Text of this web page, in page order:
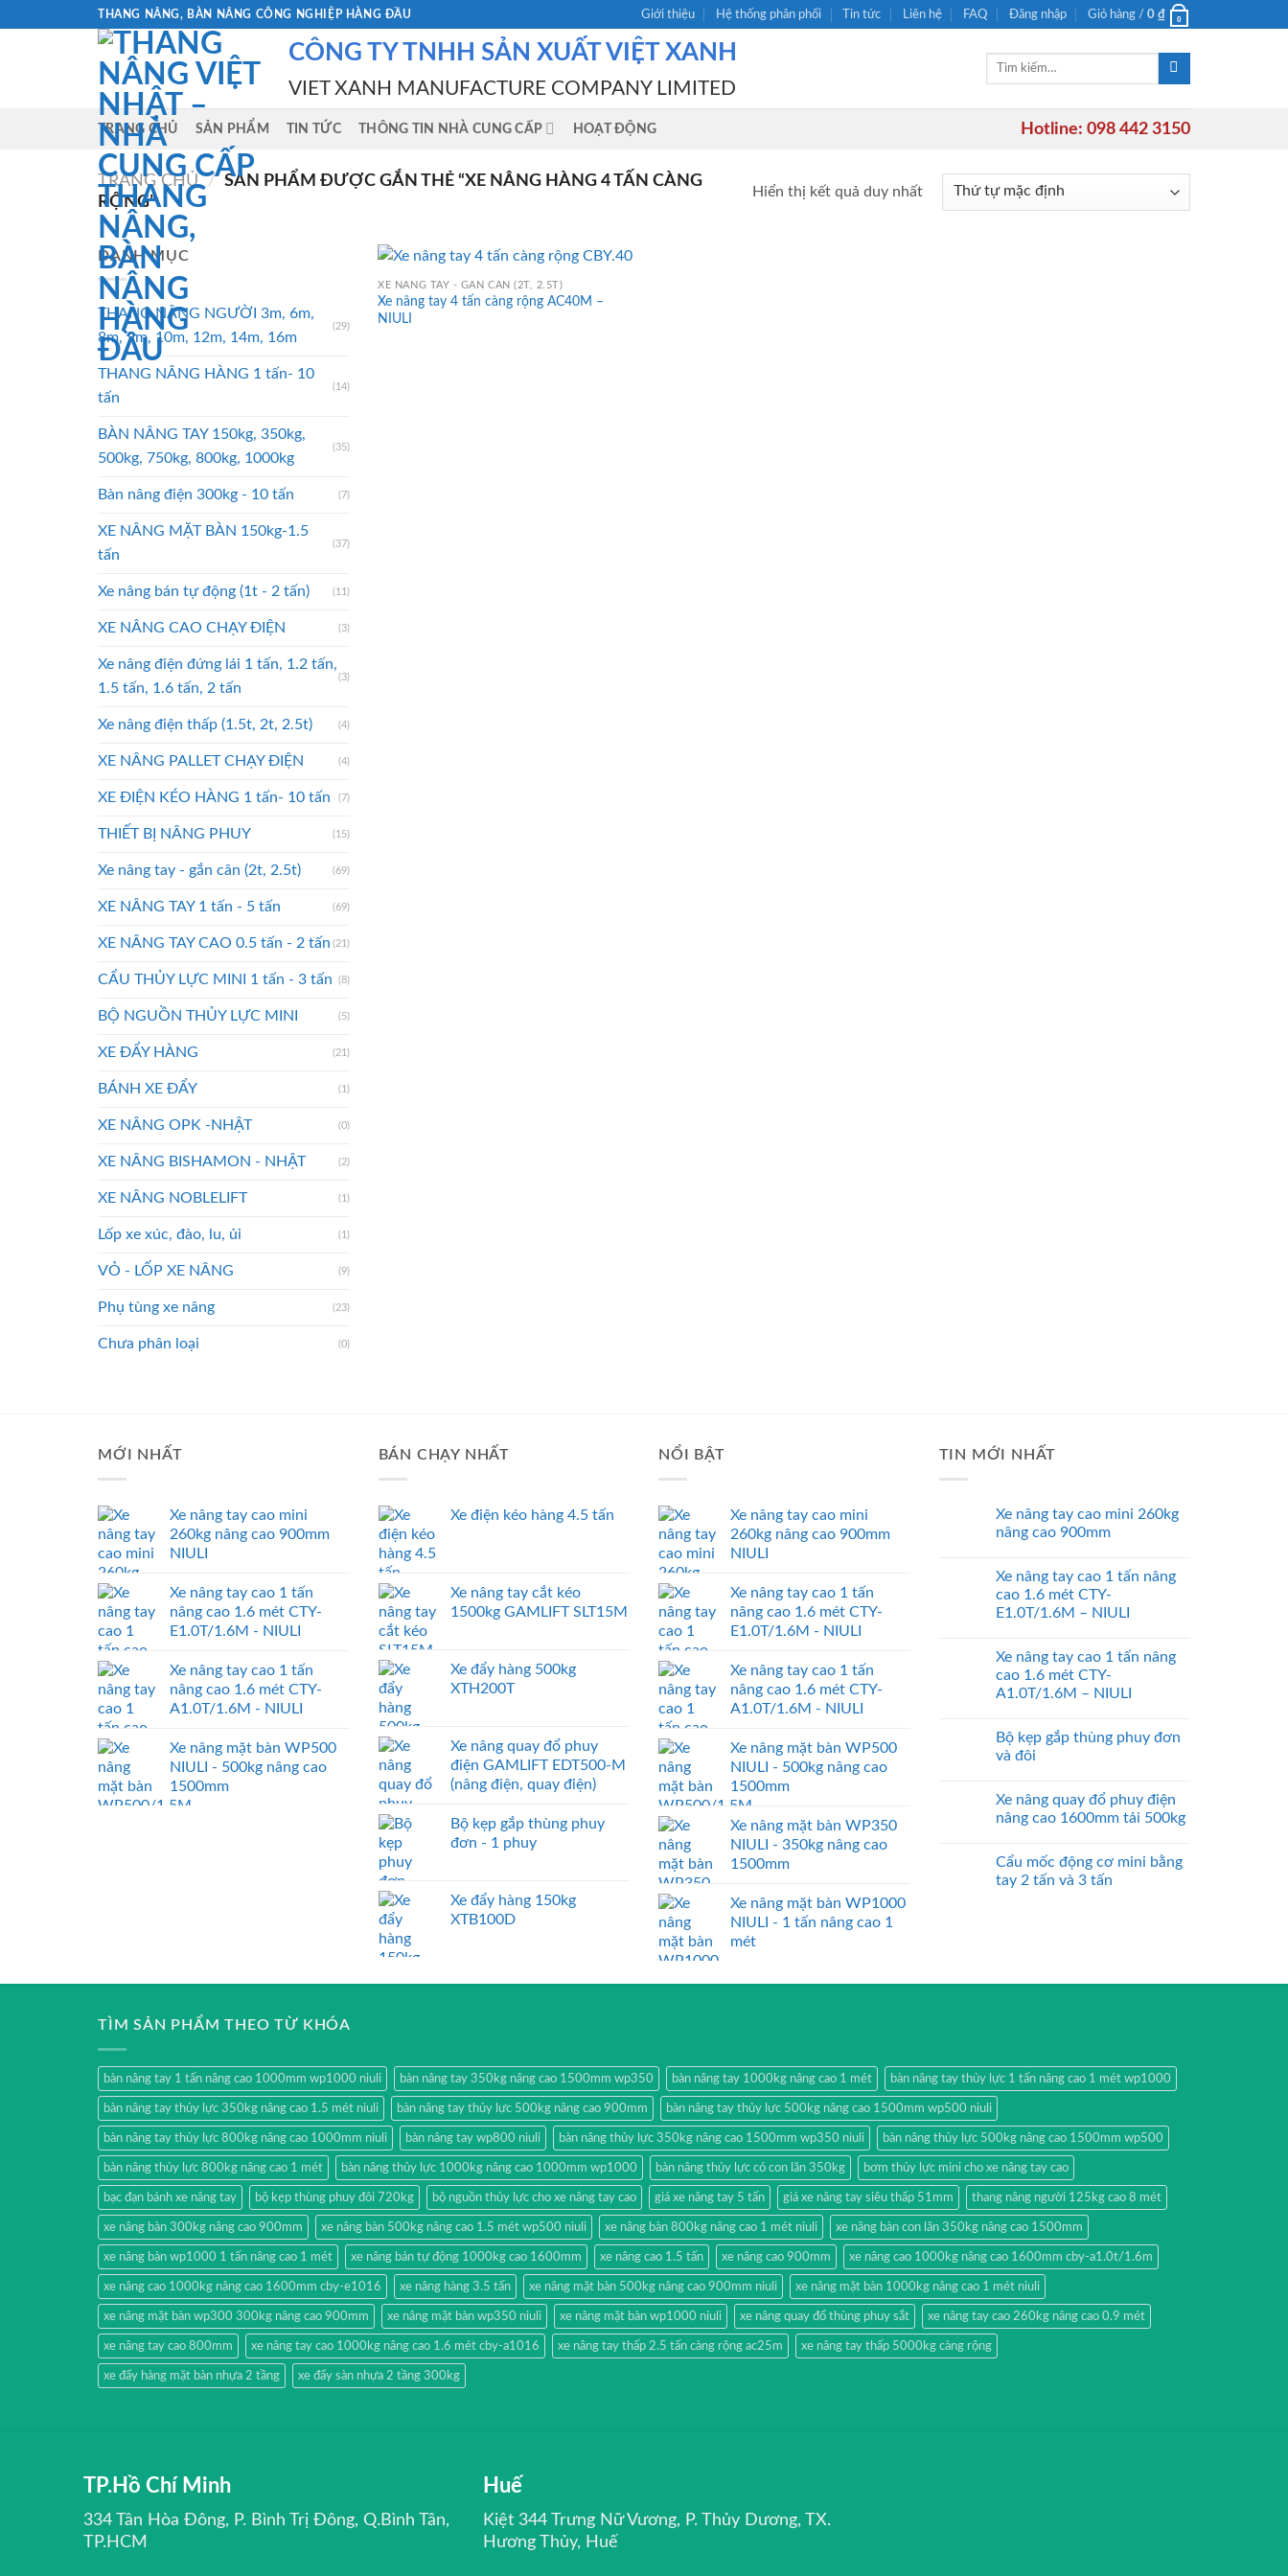
THANG NÂNG, BÀN NÂNG CÔNG NGHIỆP HÀNG ĐẦU Giới thiệu Hệ thống phân phối Tin tức Liên hệ FAQ Đăng nhập Giỏ hàng / 0 ₫ 0
CÔNG TY TNHH SẢN XUẤT VIỆT XANH
VIET XANH MANUFACTURE COMPANY LIMITED
Tìm
TRANG CHỦ SẢN PHẨM TIN TỨC THÔNG TIN NHÀ CUNG CẤP HOẠT ĐỘNG Hotline: 098 442 3150
TRANG CHỦ / SẢN PHẨM ĐƯỢC GẮN THẺ “XE NÂNG HÀNG 4 TẤN CÀNG
RỘNG”
Hiển thị kết quả duy nhất
DANH MỤC
THANG NÂNG NGƯỜI 3m, 6m,
8m, 9m, 10m, 12m, 14m, 16m
(29)
THANG NÂNG HÀNG 1 tấn- 10
tấn
(14)
BÀN NÂNG TAY 150kg, 350kg,
500kg, 750kg, 800kg, 1000kg
(35)
Bàn nâng điện 300kg - 10 tấn (7)
XE NÂNG MẶT BÀN 150kg-1.5
tấn
(37)
Xe nâng bán tự động (1t - 2 tấn) (11)
XE NÂNG CAO CHẠY ĐIỆN (3)
Xe nâng điện đứng lái 1 tấn, 1.2 tấn,
1.5 tấn, 1.6 tấn, 2 tấn
(3)
Xe nâng điện thấp (1.5t, 2t, 2.5t) (4)
XE NÂNG PALLET CHẠY ĐIỆN (4)
XE ĐIỆN KÉO HÀNG 1 tấn- 10 tấn (7)
THIẾT BỊ NÂNG PHUY (15)
Xe nâng tay - gắn cân (2t, 2.5t) (69)
XE NÂNG TAY 1 tấn - 5 tấn (69)
XE NÂNG TAY CAO 0.5 tấn - 2 tấn (21)
CẨU THỦY LỰC MINI 1 tấn - 3 tấn (8)
BỘ NGUỒN THỦY LỰC MINI (5)
XE ĐẨY HÀNG (21)
BÁNH XE ĐẨY (1)
XE NÂNG OPK -NHẬT (0)
XE NÂNG BISHAMON - NHẬT (2)
XE NÂNG NOBLELIFT (1)
Lốp xe xúc, đào, lu, ủi (1)
VỎ - LỐP XE NÂNG (9)
Phụ tùng xe nâng (23)
Chưa phân loại (0)
XE NÂNG TAY - GẮN CÂN (2T, 2.5T)
Xe nâng tay 4 tấn càng rộng AC40M –
NIULI
MỚI NHẤT
Xe nâng tay cao mini
260kg nâng cao 900mm
NIULI
Xe nâng tay cao 1 tấn
nâng cao 1.6 mét CTY-
E1.0T/1.6M - NIULI
Xe nâng tay cao 1 tấn
nâng cao 1.6 mét CTY-
A1.0T/1.6M - NIULI
Xe nâng mặt bàn WP500
NIULI - 500kg nâng cao
1500mm
BÁN CHẠY NHẤT
Xe điện kéo hàng 4.5 tấn
Xe nâng tay cắt kéo
1500kg GAMLIFT SLT15M
Xe đẩy hàng 500kg
XTH200T
Xe nâng quay đổ phuy
điện GAMLIFT EDT500-M
(nâng điện, quay điện)
Bộ kẹp gắp thùng phuy
đơn - 1 phuy
Xe đẩy hàng 150kg
XTB100D
NỔI BẬT
Xe nâng tay cao mini
260kg nâng cao 900mm
NIULI
Xe nâng tay cao 1 tấn
nâng cao 1.6 mét CTY-
E1.0T/1.6M - NIULI
Xe nâng tay cao 1 tấn
nâng cao 1.6 mét CTY-
A1.0T/1.6M - NIULI
Xe nâng mặt bàn WP500
NIULI - 500kg nâng cao
1500mm
Xe nâng mặt bàn WP350
NIULI - 350kg nâng cao
1500mm
Xe nâng mặt bàn WP1000
NIULI - 1 tấn nâng cao 1
mét
TIN MỚI NHẤT
Xe nâng tay cao mini 260kg
nâng cao 900mm
Xe nâng tay cao 1 tấn nâng
cao 1.6 mét CTY-
E1.0T/1.6M – NIULI
Xe nâng tay cao 1 tấn nâng
cao 1.6 mét CTY-
A1.0T/1.6M – NIULI
Bộ kẹp gắp thùng phuy đơn
và đôi
Xe nâng quay đổ phuy điện
nâng cao 1600mm tải 500kg
Cẩu mốc động cơ mini bằng
tay 2 tấn và 3 tấn
TÌM SẢN PHẨM THEO TỪ KHÓA
bàn nâng tay 1 tấn nâng cao 1000mm wp1000 niuli bàn nâng tay 350kg nâng cao 1500mm wp350 bàn nâng tay 1000kg nâng cao 1 mét bàn nâng tay thủy lực 1 tấn nâng cao 1 mét wp1000
bàn nâng tay thủy lực 350kg nâng cao 1.5 mét niuli bàn nâng tay thủy lực 500kg nâng cao 900mm bàn nâng tay thủy lực 500kg nâng cao 1500mm wp500 niuli
bàn nâng tay thủy lực 800kg nâng cao 1000mm niuli bàn nâng tay wp800 niuli bàn nâng thủy lực 350kg nâng cao 1500mm wp350 niuli bàn nâng thủy lực 500kg nâng cao 1500mm wp500
bàn nâng thủy lực 800kg nâng cao 1 mét bàn nâng thủy lực 1000kg nâng cao 1000mm wp1000 bàn nâng thủy lực có con lăn 350kg bơm thủy lực mini cho xe nâng tay cao
bạc đạn bánh xe nâng tay bộ kẹp thùng phuy đôi 720kg bộ nguồn thủy lực cho xe nâng tay cao giá xe nâng tay 5 tấn giá xe nâng tay siêu thấp 51mm thang nâng người 125kg cao 8 mét
xe nâng bàn 300kg nâng cao 900mm xe nâng bàn 500kg nâng cao 1.5 mét wp500 niuli xe nâng bàn 800kg nâng cao 1 mét niuli xe nâng bàn con lăn 350kg nâng cao 1500mm
xe nâng bàn wp1000 1 tấn nâng cao 1 mét xe nâng bán tự động 1000kg cao 1600mm xe nâng cao 1.5 tấn xe nâng cao 900mm xe nâng cao 1000kg nâng cao 1600mm cby-a1.0t/1.6m
xe nâng cao 1000kg nâng cao 1600mm cby-e1016 xe nâng hàng 3.5 tấn xe nâng mặt bàn 500kg nâng cao 900mm niuli xe nâng mặt bàn 1000kg nâng cao 1 mét niuli
xe nâng mặt bàn wp300 300kg nâng cao 900mm xe nâng mặt bàn wp350 niuli xe nâng mặt bàn wp1000 niuli xe nâng quay đổ thùng phuy sắt xe nâng tay cao 260kg nâng cao 0.9 mét
xe nâng tay cao 800mm xe nâng tay cao 1000kg nâng cao 1.6 mét cby-a1016 xe nâng tay thấp 2.5 tấn càng rộng ac25m xe nâng tay thấp 5000kg càng rộng
xe đẩy hàng mặt bàn nhựa 2 tầng xe đẩy sàn nhựa 2 tầng 300kg
TP.Hồ Chí Minh
334 Tân Hòa Đông, P. Bình Trị Đông, Q.Bình Tân,
TP.HCM
Huế
Kiệt 344 Trưng Nữ Vương, P. Thủy Dương, TX.
Hương Thủy, Huế